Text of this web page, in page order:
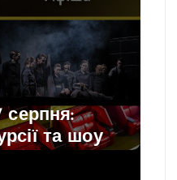
серпня:
та шоу